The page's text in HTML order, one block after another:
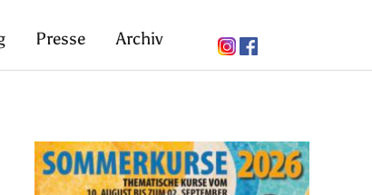
Presse Archiv